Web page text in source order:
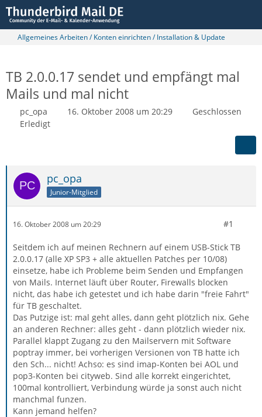
Allgemeines Arbeiten / Konten einrichten / Installation & Update
TB 2.0.0.17 sendet und empfängt mal
Mails und mal nicht
pc_opa 16. Oktober 2008 um 20:29
Geschlossen
Erledigt
pc_opa
Junior-Mitglied
16. Oktober 2008 um 20:29 #1
Seitdem ich auf meinen Rechnern auf einem USB-Stick TB
2.0.0.17 (alle XP SP3 + alle aktuellen Patches per 10/08)
einsetze, habe ich Probleme beim Senden und Empfangen
von Mails. Internet läuft über Router, Firewalls blocken
nicht, das habe ich getestet und ich habe darin "freie Fahrt"
für TB geschaltet.
Das Putzige ist: mal geht alles, dann geht plötzlich nix. Gehe
an anderen Rechner: alles geht - dann plötzlich wieder nix.
Parallel klappt Zugang zu den Mailservern mit Software
poptray immer, bei vorherigen Versionen von TB hatte ich
den Sch... nicht! Achso: es sind imap-Konten bei AOL und
pop3-Konten bei cityweb. Sind alle korrekt eingerichtet,
100mal kontrolliert, Verbindung würde ja sonst auch nicht
manchmal funzen.
Kann jemand helfen?